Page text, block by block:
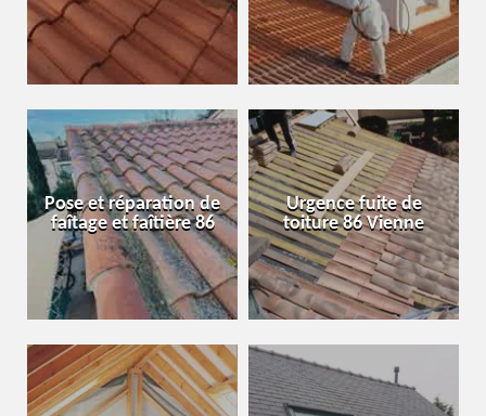
Pose et réparation de
faîtage et faîtière 86
Urgence fuite de
toiture 86 Vienne